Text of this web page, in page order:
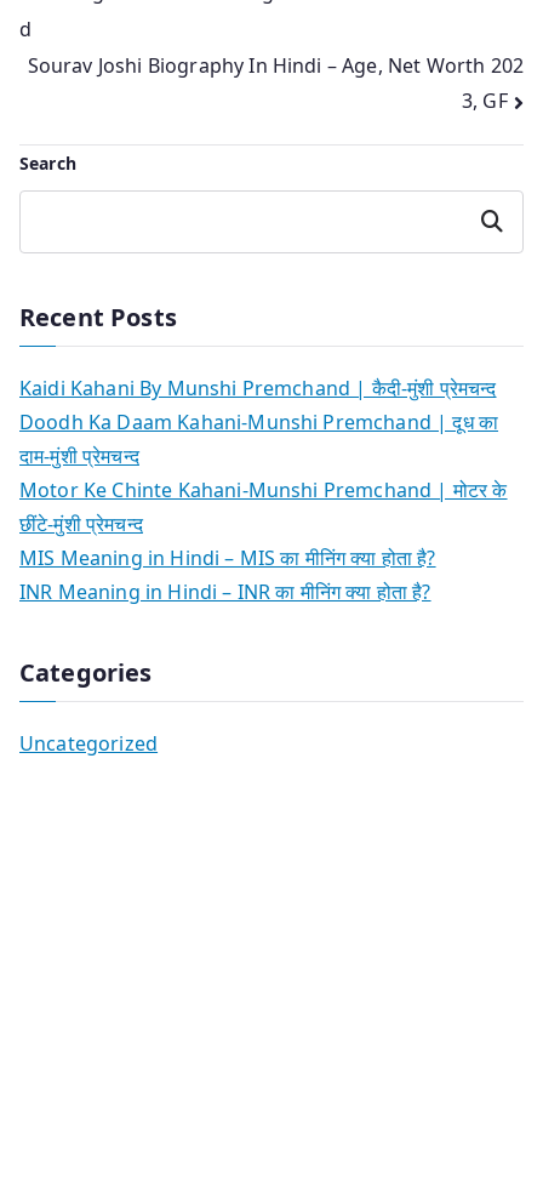
navigation
d
Sourav Joshi Biography In Hindi – Age, Net Worth 202
3, GF
Search
Search
Recent Posts
Kaidi Kahani By Munshi Premchand | कैदी-मुंशी प्रेमचन्द
Doodh Ka Daam Kahani-Munshi Premchand | दूध का
दाम-मुंशी प्रेमचन्द
Motor Ke Chinte Kahani-Munshi Premchand | मोटर के
छींटे-मुंशी प्रेमचन्द
MIS Meaning in Hindi – MIS का मीनिंग क्या होता है?
INR Meaning in Hindi – INR का मीनिंग क्या होता है?
Categories
Uncategorized